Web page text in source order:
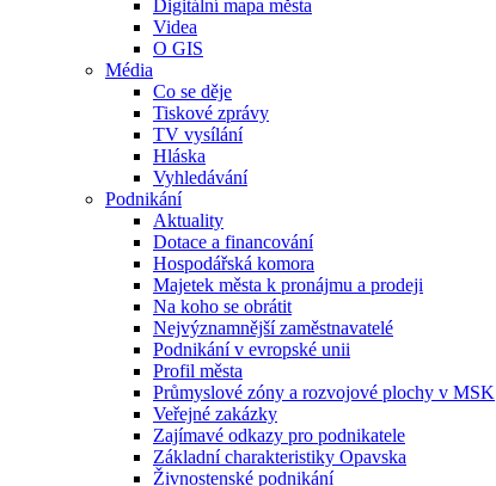
Digitální mapa města
Videa
O GIS
Média
Co se děje
Tiskové zprávy
TV vysílání
Hláska
Vyhledávání
Podnikání
Aktuality
Dotace a financování
Hospodářská komora
Majetek města k pronájmu a prodeji
Na koho se obrátit
Nejvýznamnější zaměstnavatelé
Podnikání v evropské unii
Profil města
Průmyslové zóny a rozvojové plochy v MSK
Veřejné zakázky
Zajímavé odkazy pro podnikatele
Základní charakteristiky Opavska
Živnostenské podnikání